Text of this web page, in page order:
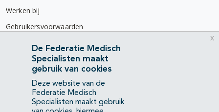
Werken bij
Gebruikersvoorwaarden
Privacyverklaring
Contact
Mercatorlaan 1200
3528 BL Utrecht
De Federatie Medisch
Specialisten maakt
gebruik van cookies
Deze website van de
Federatie Medisch
Specialisten maakt gebruik
x